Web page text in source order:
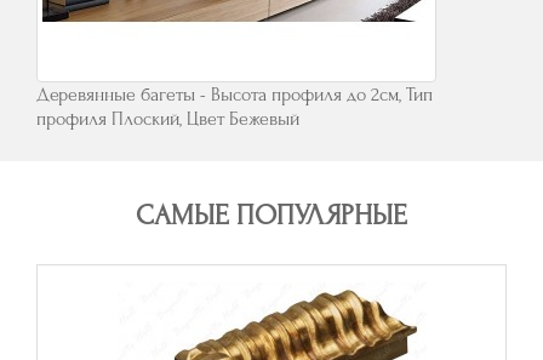
Деревянные багеты - Высота профиля до 2см, Тип
профиля Плоский, Цвет Бежевый
САМЫЕ ПОПУЛЯРНЫЕ